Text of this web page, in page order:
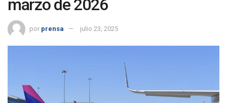
marzo de 2026
por prensa julio 23, 2025